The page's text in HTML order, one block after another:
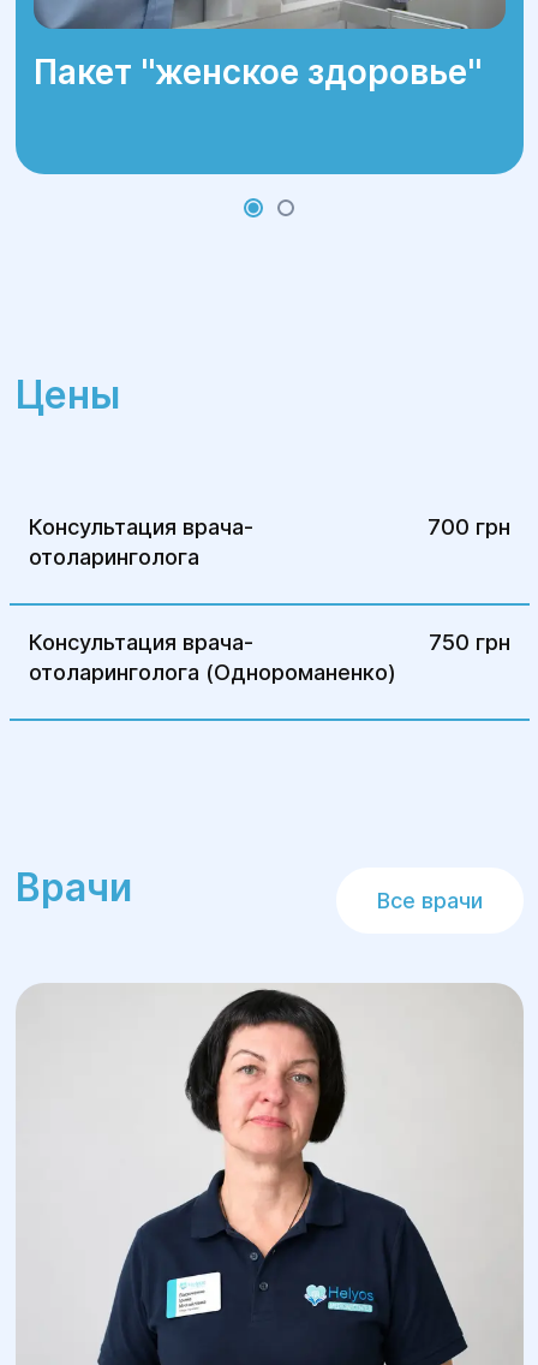
Пакет ''женское здоровье''
Цены
Консультация врача-
отоларинголога
700 грн
Консультация врача-
отоларинголога (Однороманенко)
750 грн
Врачи Все врачи